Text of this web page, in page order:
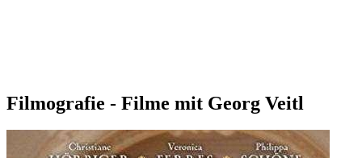
Filmografie - Filme mit Georg Veitl